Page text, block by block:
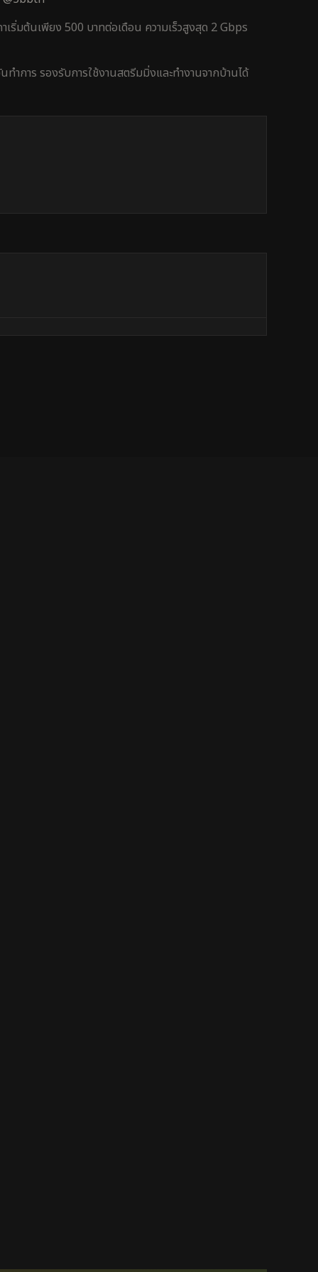
ริ่มต้นเพียง 500 บาทต่อเดือน ความเร็วสูงสุด 2 Gbps
ทำการ รองรับการใช้งานสตรีมมิ่งและทำงานจากบ้านได้